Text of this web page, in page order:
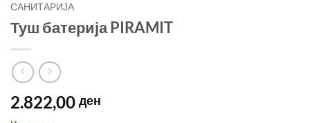
САНИТАРИЈА
Туш батерија PIRAMIT
2.822,00 ден